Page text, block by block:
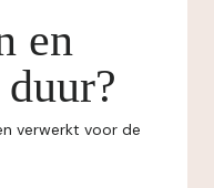
en
verwerkt voor de